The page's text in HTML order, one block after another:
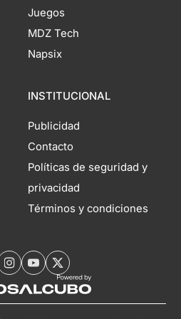
Juegos
MDZ Tech
Napsix
INSTITUCIONAL
Publicidad
Contacto
Políticas de seguridad y
privacidad
Términos y condiciones